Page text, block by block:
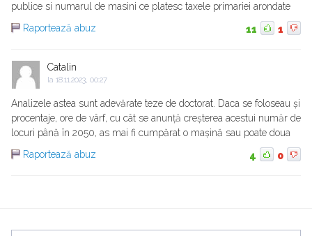
publice si numarul de masini ce platesc taxele primariei arondate
Raportează abuz
11 1
Catalin
la 18.11.2023, 00:27
Analizele astea sunt adevărate teze de doctorat. Daca se foloseau și
procentaje, ore de vârf, cu cât se anunță creșterea acestui număr de
locuri până în 2050, as mai fi cumpărat o mașină sau poate doua
Raportează abuz
4 0